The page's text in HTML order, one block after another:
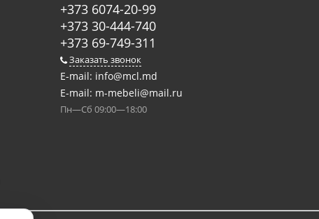
+373 6074-20-99
+373 30-444-740
+373 69-749-311
Заказать звонок
E-mail: info@mcl.md
E-mail: m-mebeli@mail.ru
Пн—Сб 09:00—18:00